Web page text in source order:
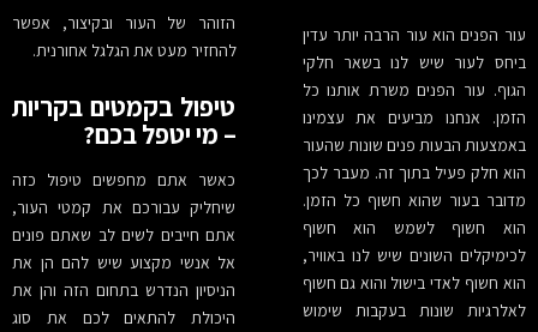
עור הפנים הוא עור הרבה יותר עדין
ביחס לעור שיש לנו בשאר חלקי
הגוף. עור הפנים משרת אותנו כל
הזמן. אנחנו מביעים את עצמינו
באמצעות הבעות פנים שונות שהעור
הוא חלק פעיל בתוך זה. מעבר לכך
מדובר בעור שהוא חשוף כל הזמן.
הוא חשוף לשמש הוא חשוף
לכימיקלים השונים שיש לנו באוויר,
הוא חשוף לאדי בישול והוא גם חשוף
לאלרגיות שונות בעקבות שימוש
הזוהר של העור ובקיצור, אפשר
להחזיר מעט את הגלגל אחורנית.
טיפול בקמטים בקריות
– מי יטפל בכם?
כאשר אתם מחפשים טיפול כזה
שיחליק עבורכם את קמטי העור,
אתם חייבים לשים לב שאתם פונים
אל אנשי מקצוע שיש להם הן את
הניסיון הנדרש בתחום הזה והן את
היכולת להתאים לכם את סוג